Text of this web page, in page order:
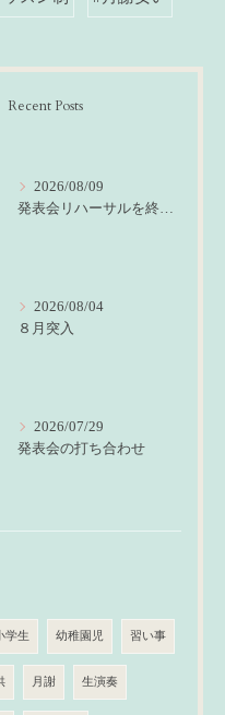
Recent Posts
2026/08/09
発表会リハーサルを終えて
2026/08/04
８月突入
2026/07/29
発表会の打ち合わせ
学生 幼稚園児 習い事
月謝 生演奏